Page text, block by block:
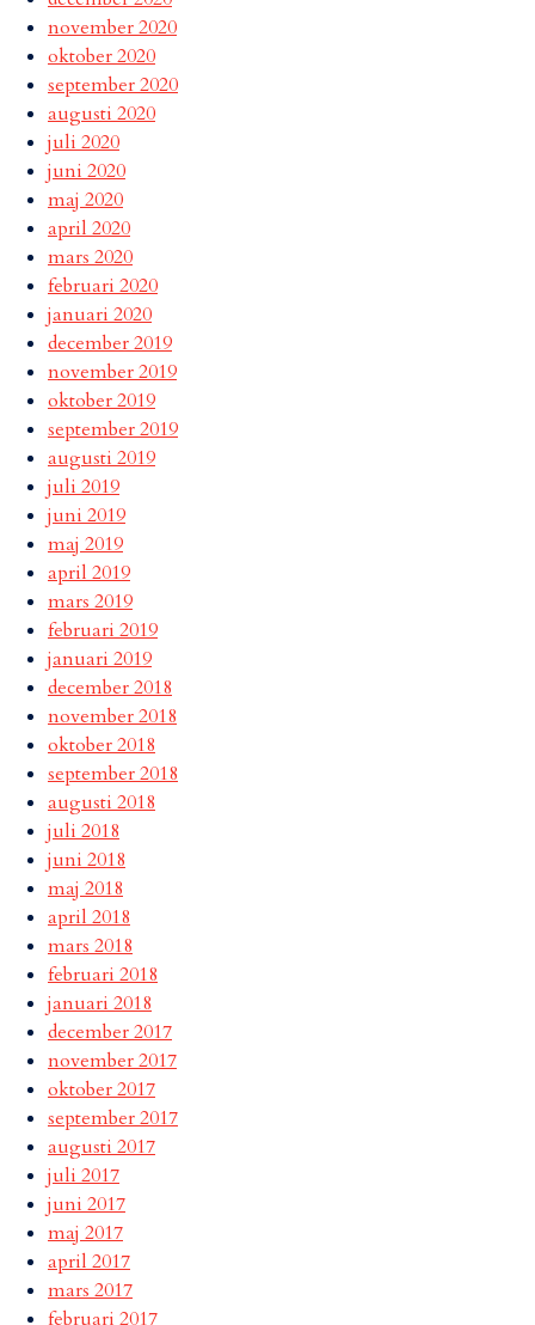
november 2020
oktober 2020
september 2020
augusti 2020
juli 2020
juni 2020
maj 2020
april 2020
mars 2020
februari 2020
januari 2020
december 2019
november 2019
oktober 2019
september 2019
augusti 2019
juli 2019
juni 2019
maj 2019
april 2019
mars 2019
februari 2019
januari 2019
december 2018
november 2018
oktober 2018
september 2018
augusti 2018
juli 2018
juni 2018
maj 2018
april 2018
mars 2018
februari 2018
januari 2018
december 2017
november 2017
oktober 2017
september 2017
augusti 2017
juli 2017
juni 2017
maj 2017
april 2017
mars 2017
februari 2017